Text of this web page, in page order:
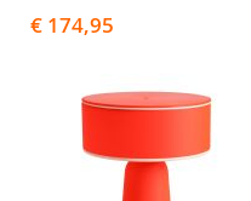
€ 174,95